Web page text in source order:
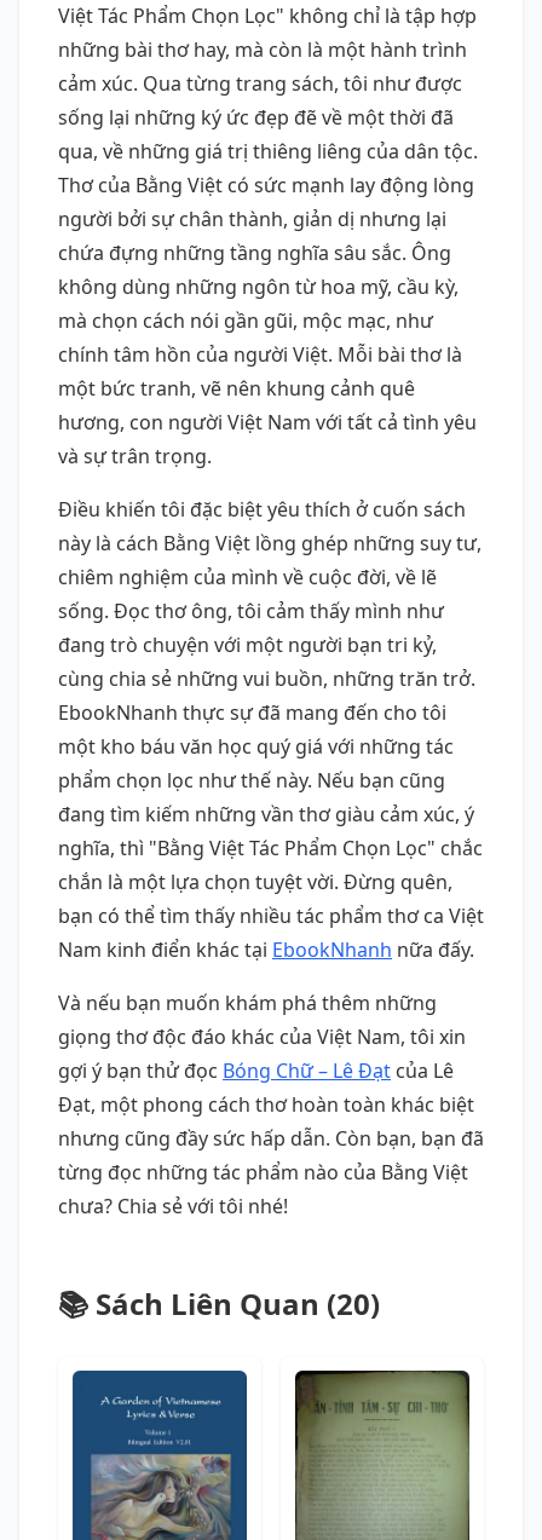
Việt Tác Phẩm Chọn Lọc" không chỉ là tập hợp
những bài thơ hay, mà còn là một hành trình
cảm xúc. Qua từng trang sách, tôi như được
sống lại những ký ức đẹp đẽ về một thời đã
qua, về những giá trị thiêng liêng của dân tộc.
Thơ của Bằng Việt có sức mạnh lay động lòng
người bởi sự chân thành, giản dị nhưng lại
chứa đựng những tầng nghĩa sâu sắc. Ông
không dùng những ngôn từ hoa mỹ, cầu kỳ,
mà chọn cách nói gần gũi, mộc mạc, như
chính tâm hồn của người Việt. Mỗi bài thơ là
một bức tranh, vẽ nên khung cảnh quê
hương, con người Việt Nam với tất cả tình yêu
và sự trân trọng.
Điều khiến tôi đặc biệt yêu thích ở cuốn sách
này là cách Bằng Việt lồng ghép những suy tư,
chiêm nghiệm của mình về cuộc đời, về lẽ
sống. Đọc thơ ông, tôi cảm thấy mình như
đang trò chuyện với một người bạn tri kỷ,
cùng chia sẻ những vui buồn, những trăn trở.
EbookNhanh thực sự đã mang đến cho tôi
một kho báu văn học quý giá với những tác
phẩm chọn lọc như thế này. Nếu bạn cũng
đang tìm kiếm những vần thơ giàu cảm xúc, ý
nghĩa, thì "Bằng Việt Tác Phẩm Chọn Lọc" chắc
chắn là một lựa chọn tuyệt vời. Đừng quên,
bạn có thể tìm thấy nhiều tác phẩm thơ ca Việt
Nam kinh điển khác tại EbookNhanh nữa đấy.
Và nếu bạn muốn khám phá thêm những
giọng thơ độc đáo khác của Việt Nam, tôi xin
gợi ý bạn thử đọc Bóng Chữ – Lê Đạt của Lê
Đạt, một phong cách thơ hoàn toàn khác biệt
nhưng cũng đầy sức hấp dẫn. Còn bạn, bạn đã
từng đọc những tác phẩm nào của Bằng Việt
chưa? Chia sẻ với tôi nhé!
📚 Sách Liên Quan (20)